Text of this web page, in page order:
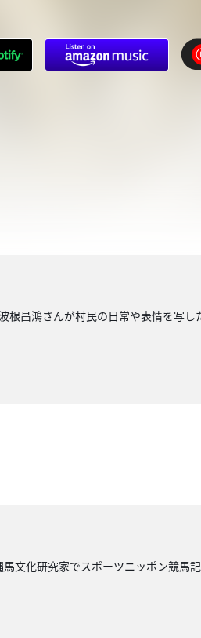
昌鴻さんが村民の日常や表情を写し
文化研究家でスポーツニッポン競馬